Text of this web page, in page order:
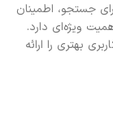
جستجو، اطمینان
ویژه‌ای دارد.
بهتری را ارائه